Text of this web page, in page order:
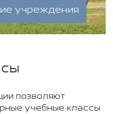
учреждения
позволяют
учебные классы